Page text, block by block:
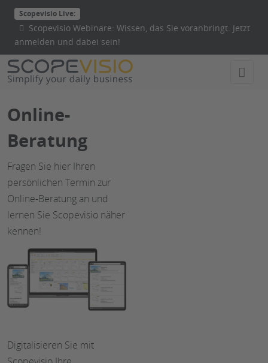
Direkt
zum
Inhalt
wechseln
Scopevisio Live:
Scopevisio Webinare: Wissen, das Sie voranbringt. Jetzt
anmelden und dabei sein!
Online-
Beratung
Fragen Sie hier Ihren
persönlichen Termin zur
Online-Beratung an und
lernen Sie Scopevisio näher
kennen!
Digitalisieren Sie mit